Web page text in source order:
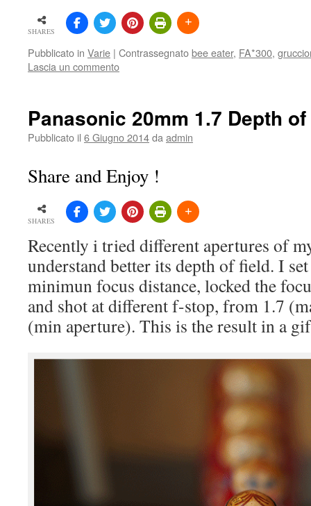
SHARES
Pubblicato in Varie | Contrassegnatobee eater, FA*300,
Lascia un commento
Panasonic 20mm 1.7 Depth
Pubblicato il 6 Giugno 2014da admin
Share and Enjoy !
SHARES
Recently i tried different apertures of
understand better its depth of field. I
minimun focus distance, locked the
and shot at different f-stop, from 1.7
(min aperture). This is the result in a